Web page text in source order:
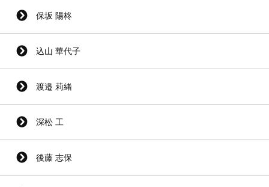
保坂 陽柊
込山 華代子
渡邉 莉緒
深松 工
後藤 志保